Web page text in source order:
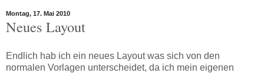
Montag, 17. Mai 2010
Neues Layout
Endlich hab ich ein neues Layout was sich von den
normalen Vorlagen unterscheidet, da ich mein eigenen